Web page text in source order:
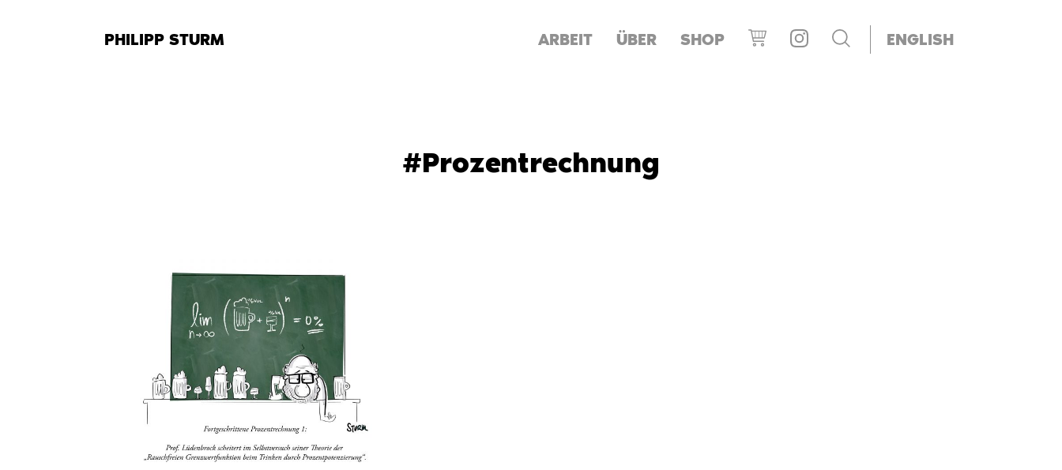
PHILIPP STURM ARBEIT ÜBER SHOP ENGLISH
#Prozentrechnung